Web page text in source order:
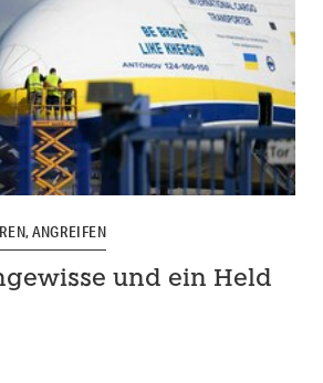
ANGREIFEN
und ein Held